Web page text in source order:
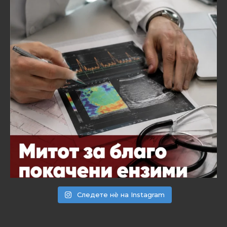
Следете нѐ на Instagram